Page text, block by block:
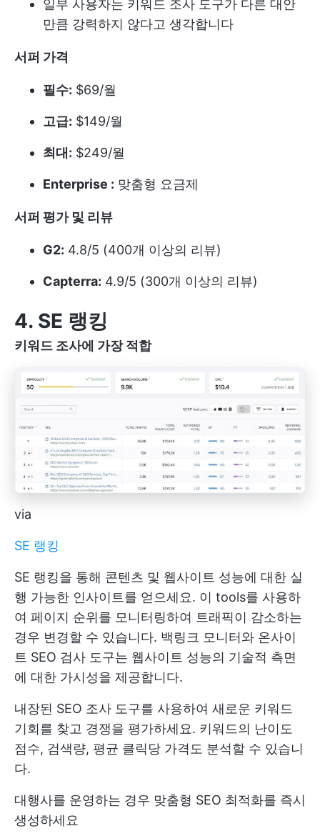
일부 사용자는 키워드 조사 도구가 다른 대안
만큼 강력하지 않다고 생각합니다
서퍼 가격
필수: $69/월
고급: $149/월
최대: $249/월
Enterprise : 맞춤형 요금제
서퍼 평가 및 리뷰
G2: 4.8/5 (400개 이상의 리뷰)
Capterra: 4.9/5 (300개 이상의 리뷰)
4. SE 랭킹
키워드 조사에 가장 적합
via
SE 랭킹
SE 랭킹을 통해 콘텐츠 및 웹사이트 성능에 대한 실
행 가능한 인사이트를 얻으세요. 이 tools를 사용하
여 페이지 순위를 모니터링하여 트래픽이 감소하는
경우 변경할 수 있습니다. 백링크 모니터와 온사이
트 SEO 검사 도구는 웹사이트 성능의 기술적 측면
에 대한 가시성을 제공합니다.
내장된 SEO 조사 도구를 사용하여 새로운 키워드
기회를 찾고 경쟁을 평가하세요. 키워드의 난이도
점수, 검색량, 평균 클릭당 가격도 분석할 수 있습니
다.
대행사를 운영하는 경우 맞춤형 SEO 최적화를 즉시
생성하세요